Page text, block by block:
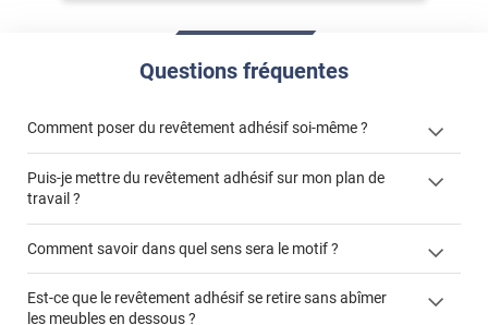
Questions fréquentes
Comment poser du revêtement adhésif soi-même ?
« Comment poser un revêtement adhésif ? »
Puis-je mettre du revêtement adhésif sur mon plan de
travail ?
"Peut-on installer du
Comment savoir dans quel sens sera le motif ?
Est-ce que le revêtement adhésif se retire sans abîmer
les meubles en dessous ?